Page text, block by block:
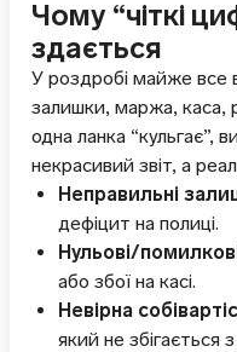
Чому “чіткі
здається
У роздробі майже все
залишки, маржа, каса,
одна ланка “кульгає”,
некрасивий звіт, а
Неправильні
дефіцит на полиці.
Нульові/
або збої на касі.
Невірна
який не збігається